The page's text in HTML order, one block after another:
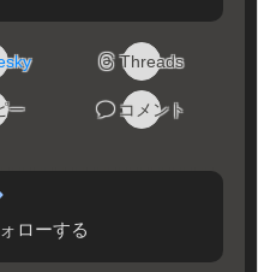
Threads
ー コメント
ローする